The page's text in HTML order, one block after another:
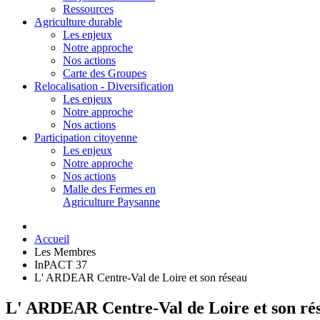
Ressources
Agriculture durable
Les enjeux
Notre approche
Nos actions
Carte des Groupes
Relocalisation - Diversification
Les enjeux
Notre approche
Nos actions
Participation citoyenne
Les enjeux
Notre approche
Nos actions
Malle des Fermes en
Agriculture Paysanne
Accueil
Les Membres
InPACT 37
L' ARDEAR Centre-Val de Loire et son réseau
L' ARDEAR Centre-Val de Loire et son